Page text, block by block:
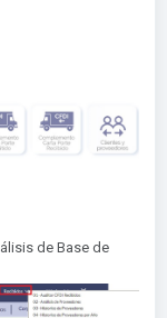
de Base de